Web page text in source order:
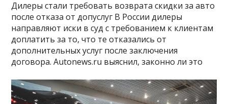
Дилеры стали требовать возврата скидки за авто
после отказа от допуслуг В России дилеры
направляют иски в суд с требованием к клиентам
доплатить за то, что те отказались от
дополнительных услуг после заключения
договора. Autonews.ru выяснил, законно ли это